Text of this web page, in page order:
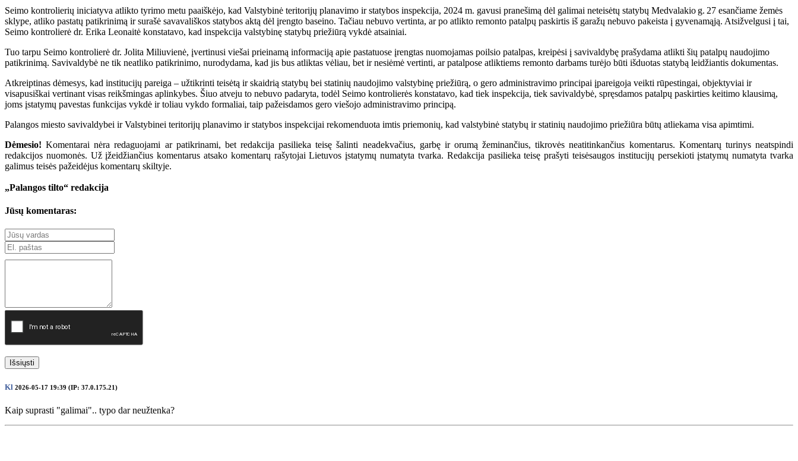
Seimo kontrolierių iniciatyva atlikto tyrimo metu paaiškėjo, kad Valstybinė teritorijų planavimo ir statybos inspekcija, 2024 m. gavusi pranešimą dėl galimai neteisėtų statybų Medvalakio g. 27 esančiame žemės
sklype, atliko pastatų patikrinimą ir surašė savavališkos statybos aktą dėl įrengto baseino. Tačiau nebuvo vertinta, ar po atlikto remonto patalpų paskirtis iš garažų nebuvo pakeista į gyvenamąją. Atsižvelgusi į tai,
Seimo kontrolierė dr. Erika Leonaitė konstatavo, kad inspekcija valstybinę statybų priežiūrą vykdė atsainiai.
Tuo tarpu Seimo kontrolierė dr. Jolita Miliuvienė, įvertinusi viešai prieinamą informaciją apie pastatuose įrengtas nuomojamas poilsio patalpas, kreipėsi į savivaldybę prašydama atlikti šių patalpų naudojimo
patikrinimą. Savivaldybė ne tik neatliko patikrinimo, nurodydama, kad jis bus atliktas vėliau, bet ir nesiėmė vertinti, ar patalpose atliktiems remonto darbams turėjo būti išduotas statybą leidžiantis dokumentas.
Atkreiptinas dėmesys, kad institucijų pareiga – užtikrinti teisėtą ir skaidrią statybų bei statinių naudojimo valstybinę priežiūrą, o gero administravimo principai įpareigoja veikti rūpestingai, objektyviai ir
visapusiškai vertinant visas reikšmingas aplinkybes. Šiuo atveju to nebuvo padaryta, todėl Seimo kontrolierės konstatavo, kad tiek inspekcija, tiek savivaldybė, spręsdamos patalpų paskirties keitimo klausimą,
joms įstatymų pavestas funkcijas vykdė ir toliau vykdo formaliai, taip pažeisdamos gero viešojo administravimo principą.
Palangos miesto savivaldybei ir Valstybinei teritorijų planavimo ir statybos inspekcijai rekomenduota imtis priemonių, kad valstybinė statybų ir statinių naudojimo priežiūra būtų atliekama visa apimtimi.
Dėmesio! Komentarai nėra redaguojami ar patikrinami, bet redakcija pasilieka teisę šalinti neadekvačius, garbę ir orumą žeminančius, tikrovės neatitinkančius komentarus. Komentarų turinys neatspindi
redakcijos nuomonės. Už įžeidžiančius komentarus atsako komentarų rašytojai Lietuvos įstatymų numatyta tvarka. Redakcija pasilieka teisę prašyti teisėsaugos institucijų persekioti įstatymų numatyta tvarka
galimus teisės pažeidėjus komentarų skiltyje.
„Palangos tilto“ redakcija
Jūsų komentaras:
Išsiųsti
Kl 2026-05-17 19:39 (IP: 37.0.175.21)
Kaip suprasti "galimai".. typo dar neužtenka?